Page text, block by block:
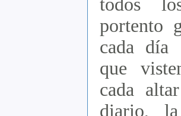
todos
portento
cada día
que
cada
diario,